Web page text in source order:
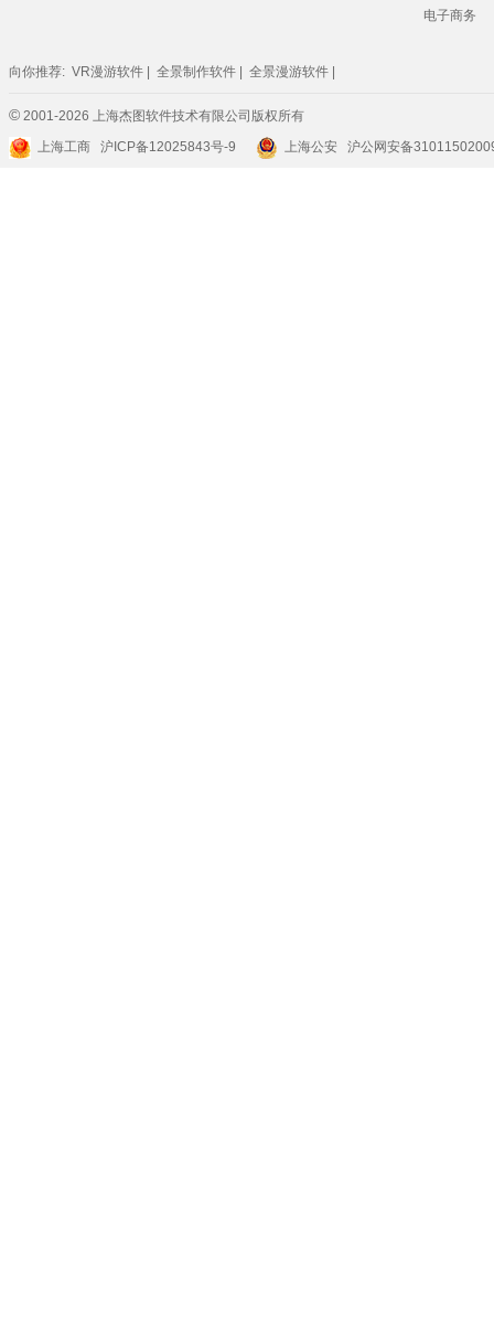
电子商务
向你推荐: VR漫游软件 全景制作软件 全景漫游软件
© 2001-2026 上海杰图软件技术有限公司版权所有
上海工商
沪ICP备12025843号-9 上海公安 沪公网安备